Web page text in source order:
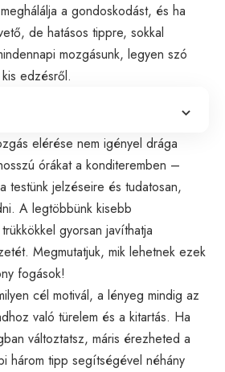
a gondoskodást, és ha
de hatásos tippre, sokkal
mozgásunk, legyen szó
edzésről.
elérése nem igényel drága
órákat a konditeremben –
testünk jelzéseire és tudatosan,
A legtöbbünk kisebb
gyorsan javíthatja
Megmutatjuk, mik lehetnek ezek
fogások!
cél motivál, a lényeg mindig az
való türelem és a kitartás. Ha
változtatsz, máris érezheted a
három tipp segítségével néhány